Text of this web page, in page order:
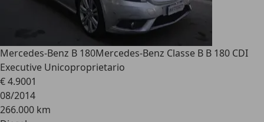
Mercedes-Benz B 180Mercedes-Benz Classe B B 180 CDI
Executive Unicoproprietario
€ 4.9001
08/2014
266.000 km